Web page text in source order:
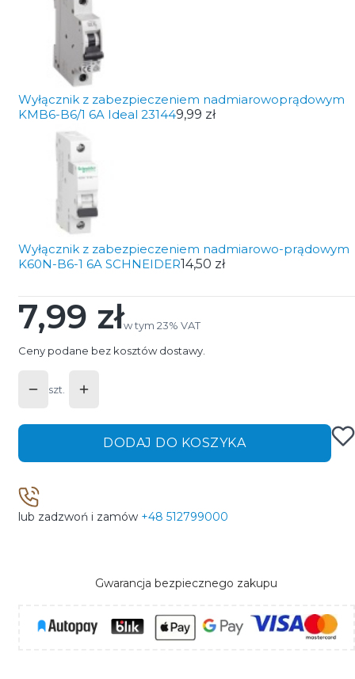
Wyłącznik z zabezpieczeniem nadmiarowoprądowym
KMB6-B6/1 6A Ideal 231449,99 zł
Wyłącznik z zabezpieczeniem nadmiarowo-prądowym
K60N-B6-1 6A SCHNEIDER14,50 zł
Cena
7,99 złw tym 23% VAT
w tym 23% VAT
Ceny podane bez kosztów dostawy.
szt.
DODAJ DO KOSZYKA
lub zadzwoń i zamów +48 512799000
Gwarancja bezpiecznego zakupu